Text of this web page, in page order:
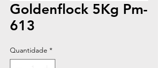
Goldenflock 5Kg Pm-
613
Quantidade *